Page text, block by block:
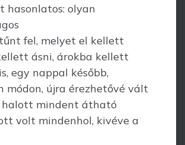
hasonlatos: olyan
fel, melyet el kellett
ásni, árokba kellett
egy nappal később,
módon, újra érezhetővé vált
halott mindent átható
volt mindenhol, kivéve a